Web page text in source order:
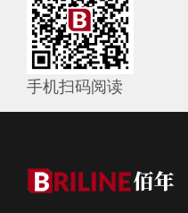
手机扫码阅读